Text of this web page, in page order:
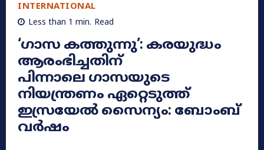
INTERNATIONAL
Less than 1 min. Read
‘ഗാസ കത്തുന്നു’: കരയുദ്ധം
ആരംഭിച്ചതിന്
പിന്നാലെ ഗാസയുടെ
നിയന്ത്രണം ഏറ്റെടുത്ത്
ഇസ്രയേൽ സൈന്യം: ബോംബ്
വർഷം